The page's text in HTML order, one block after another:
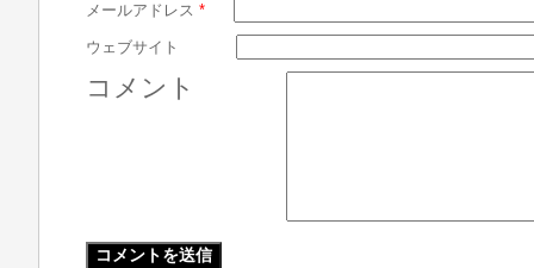
メールアドレス *
ウェブサイト
コメント